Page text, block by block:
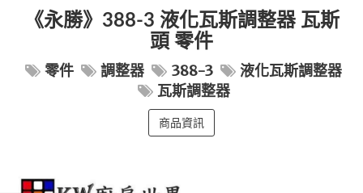
《永勝》388-3 液化瓦斯調整器 瓦斯
頭 零件
零件 調整器 388-3
液化瓦斯調整器
瓦斯調整器
商品資訊